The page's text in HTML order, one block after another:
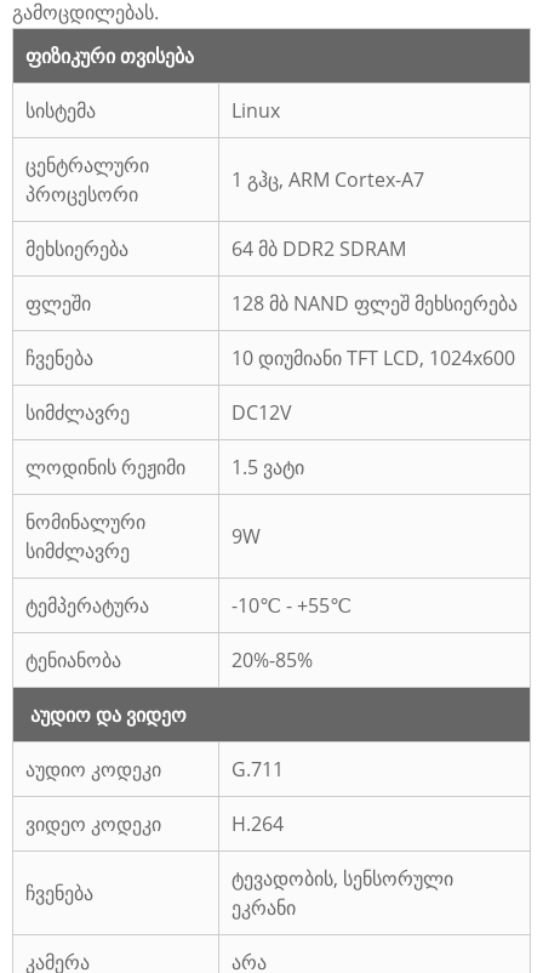
გამოცდილებას.
ფიზიკური თვისება
სისტემა Linux
ცენტრალური
პროცესორი
1 გჰც, ARM Cortex-A7
მეხსიერება 64 მბ DDR2 SDRAM
ფლეში 128 მბ NAND ფლეშ მეხსიერება
ჩვენება 10 დიუმიანი TFT LCD, 1024x600
სიმძლავრე DC12V
ლოდინის რეჟიმი 1.5 ვატი
ნომინალური
სიმძლავრე
9W
ტემპერატურა -10℃ - +55℃
ტენიანობა 20%-85%
აუდიო და ვიდეო
აუდიო კოდეკი G.711
ვიდეო კოდეკი H.264
ჩვენება
ტევადობის, სენსორული
ეკრანი
კამერა არა